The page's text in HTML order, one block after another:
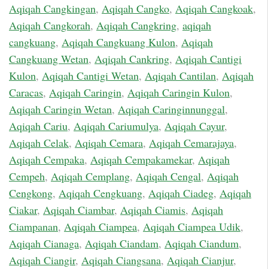
Aqiqah Cangkingan, Aqiqah Cangko, Aqiqah Cangkoak,
Aqiqah Cangkorah, Aqiqah Cangkring, aqiqah
cangkuang, Aqiqah Cangkuang Kulon, Aqiqah
Cangkuang Wetan, Aqiqah Cankring, Aqiqah Cantigi
Kulon, Aqiqah Cantigi Wetan, Aqiqah Cantilan, Aqiqah
Caracas, Aqiqah Caringin, Aqiqah Caringin Kulon,
Aqiqah Caringin Wetan, Aqiqah Caringinnunggal,
Aqiqah Cariu, Aqiqah Cariumulya, Aqiqah Cayur,
Aqiqah Celak, Aqiqah Cemara, Aqiqah Cemarajaya,
Aqiqah Cempaka, Aqiqah Cempakamekar, Aqiqah
Cempeh, Aqiqah Cemplang, Aqiqah Cengal, Aqiqah
Cengkong, Aqiqah Cengkuang, Aqiqah Ciadeg, Aqiqah
Ciakar, Aqiqah Ciambar, Aqiqah Ciamis, Aqiqah
Ciampanan, Aqiqah Ciampea, Aqiqah Ciampea Udik,
Aqiqah Cianaga, Aqiqah Ciandam, Aqiqah Ciandum,
Aqiqah Ciangir, Aqiqah Ciangsana, Aqiqah Cianjur,